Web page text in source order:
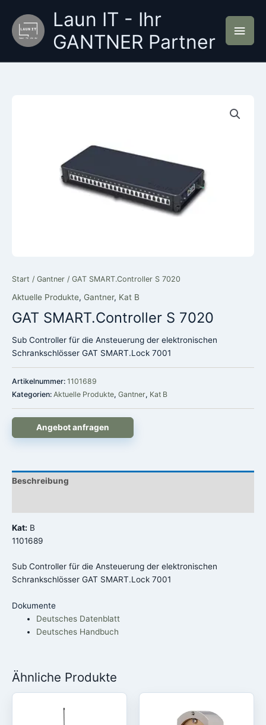
Inhalt
springen
Laun IT - Ihr
GANTNER Partner
Start / Gantner / GAT SMART.Controller S 7020
Aktuelle Produkte, Gantner, Kat B
GAT SMART.Controller S 7020
Sub Controller für die Ansteuerung der elektronischen
Schrankschlösser GAT SMART.Lock 7001
Artikelnummer: 1101689
Kategorien: Aktuelle Produkte, Gantner, Kat B
Angebot anfragen
Beschreibung
Kat: B
1101689
Sub Controller für die Ansteuerung der elektronischen
Schrankschlösser GAT SMART.Lock 7001
Dokumente
Deutsches Datenblatt
Deutsches Handbuch
Ähnliche Produkte